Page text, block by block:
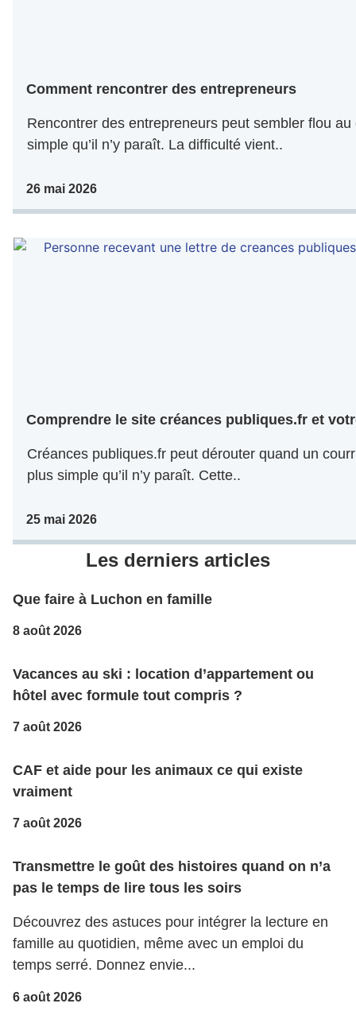
Comment rencontrer des entrepreneurs
Rencontrer des entrepreneurs peut sembler flou
simple qu’il n’y paraît. La difficulté vient..
26 mai 2026
Comprendre le site créances publiques.fr et
Créances publiques.fr peut dérouter quand un
plus simple qu’il n’y paraît. Cette..
25 mai 2026
Les derniers articles
Que faire à Luchon en famille
8 août 2026
Vacances au ski : location d’appartement ou
hôtel avec formule tout compris ?
7 août 2026
CAF et aide pour les animaux ce qui existe
vraiment
7 août 2026
Transmettre le goût des histoires quand on n’a
pas le temps de lire tous les soirs
Découvrez des astuces pour intégrer la lecture en
famille au quotidien, même avec un emploi du
temps serré. Donnez envie...
6 août 2026